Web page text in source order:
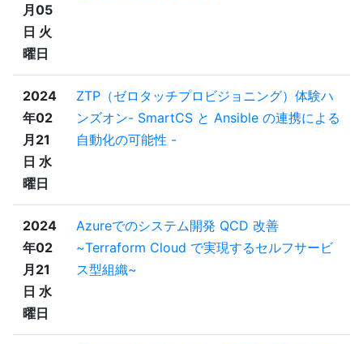
月05
日 火
曜日
2024
年02
月21
日 水
曜日
ZTP（ゼロタッチプロビジョニング）体験ハ
ンズオン- SmartCS と Ansible の連携による
自動化の可能性 -
2024
年02
月21
日 水
曜日
Azureでのシステム開発 QCD 改善
~Terraform Cloud で実現するセルフサービ
ス型組織~